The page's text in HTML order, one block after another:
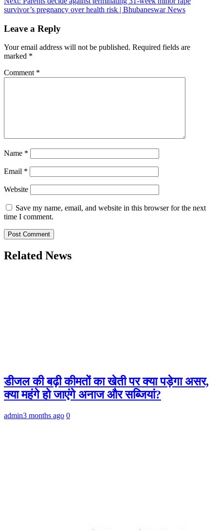
survivor’s pregnancy over health risk | Bhubaneswar News
Leave a Reply
Your email address will not be published. Required fields are
marked *
Comment *
Name *
Email *
Website
Save my name, email, and website in this browser for the next
time I comment.
Related News
डीजल की बढ़ी कीमतों का खेती पर क्या पड़ेगा असर,
क्या महंगे हो जाएंगे अनाज और सब्जियां?
admin3 months ago 0